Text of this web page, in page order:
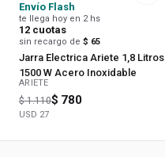
Envío Flash
te llega hoy en 2 hs
12 cuotas
sin recargo de $ 65
Jarra Electrica Ariete 1,8 Litros
1500 W Acero Inoxidable
ARIETE
$ 1.110$ 780
USD 27